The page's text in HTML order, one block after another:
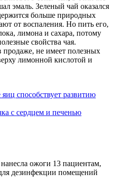
эмаль. Зеленый чай оказался
больше природных
от воспаления. Но пить его,
лимона и сахара, потому
свойства чая.
не имеет полезных
лимонной кислотой и
способствует развитию
с сердцем и печенью